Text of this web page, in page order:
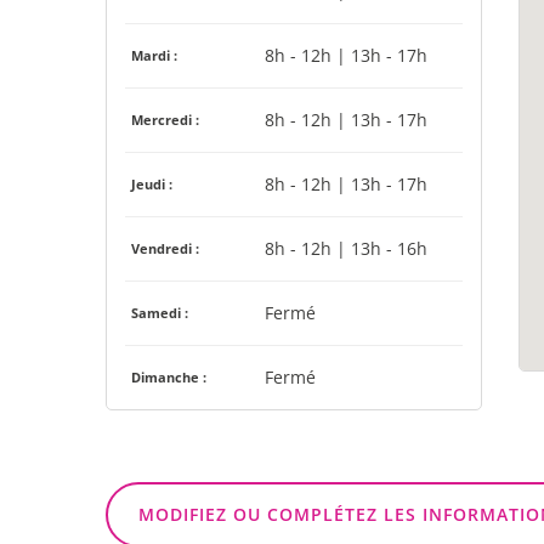
Mardi : 8h - 12h | 13h - 17h
Mercredi : 8h - 12h | 13h - 17h
Jeudi : 8h - 12h | 13h - 17h
Vendredi : 8h - 12h | 13h - 16h
Samedi : Fermé
Dimanche : Fermé
MODIFIEZ OU COMPLÉTEZ LES